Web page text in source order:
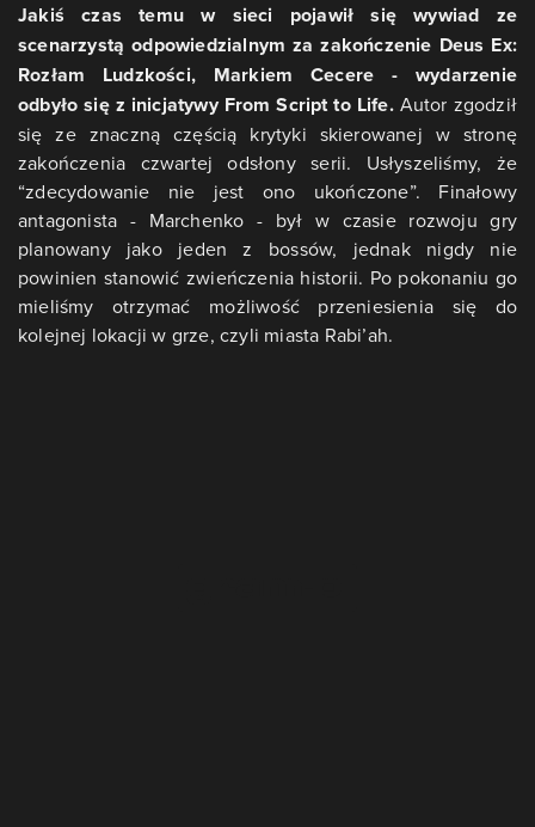
Jakiś czas temu w sieci pojawił się wywiad ze
scenarzystą odpowiedzialnym za zakończenie Deus Ex:
Rozłam Ludzkości, Markiem Cecere - wydarzenie
odbyło się z inicjatywy From Script to Life.Autor zgodził
się ze znaczną częścią krytyki skierowanej w stronę
zakończenia czwartej odsłony serii. Usłyszeliśmy, że
“zdecydowanie nie jest ono ukończone”. Finałowy
antagonista - Marchenko - był w czasie rozwoju gry
planowany jako jeden z bossów, jednak nigdy nie
powinien stanowić zwieńczenia historii. Po pokonaniu go
mieliśmy otrzymać możliwość przeniesienia się do
kolejnej lokacji w grze, czyli miasta Rabi’ah.